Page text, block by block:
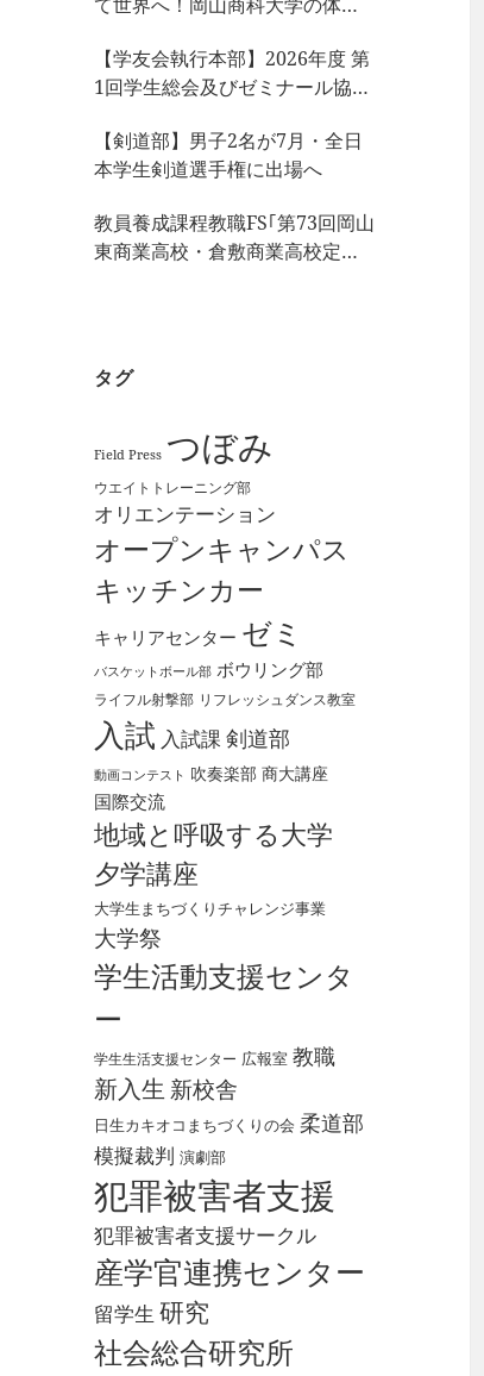
て世界へ！岡山商科大学の体育
動！
【学友会執行本部】2026年度 第
1回学生総会及びゼミナール協議
ました！
【剣道部】男子2名が7月・全日
本学生剣道選手権に出場へ
教員養成課程教職FS｢第73回岡山
東商業高校・倉敷商業高校定期
タグ
Field Press つぼみ
ウエイトトレーニング部
オリエンテーション
オープンキャンパス
キッチンカー
キャリアセンター ゼミ
バスケットボール部 ボウリング部
ライフル射撃部 リフレッシュダンス教室
入試 入試課 剣道部
動画コンテスト 吹奏楽部 商大講座
国際交流
地域と呼吸する大学
夕学講座
大学生まちづくりチャレンジ事業
大学祭
学生活動支援センタ
ー
学生生活支援センター 広報室 教職
新入生 新校舎
日生カキオコまちづくりの会 柔道部
模擬裁判 演劇部
犯罪被害者支援
犯罪被害者支援サークル
産学官連携センター
留学生 研究
社会総合研究所